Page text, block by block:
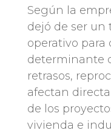
Según la
dejó de ser un
operativo
determinante
retrasos,
afectan
de los
vivienda e